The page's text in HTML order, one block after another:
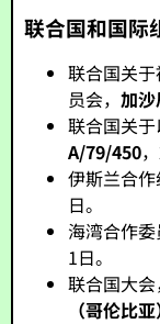
联合国和国际
联合国关
员会，加
联合国关
A/79/450
伊斯兰合
日。
海湾合作
1日。
联合国大
（哥伦比